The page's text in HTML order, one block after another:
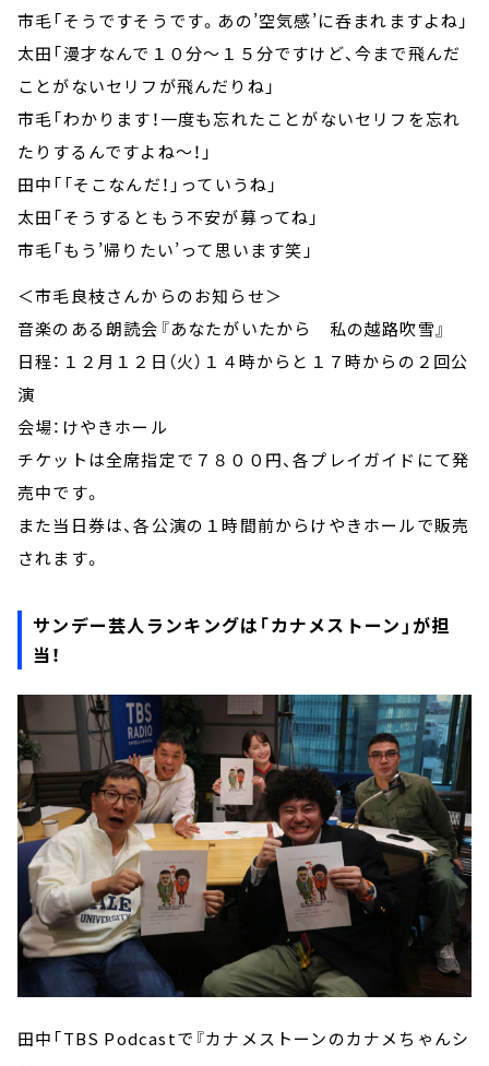
市毛「そうですそうです。あの’空気感’に呑まれますよね」
太田「漫才なんで１０分～１５分ですけど、今まで飛んだ
ことがないセリフが飛んだりね」
市毛「わかります！一度も忘れたことがないセリフを忘れ
たりするんですよね～！」
田中「「そこなんだ！」っていうね」
太田「そうするともう不安が募ってね」
市毛「もう’帰りたい’って思います笑」
＜市毛良枝さんからのお知らせ＞
音楽のある朗読会『あなたがいたから 私の越路吹雪』
日程：１２月１２日（火）１４時からと１７時からの２回公
演
会場：けやきホール
チケットは全席指定で７８００円、各プレイガイドにて発
売中です。
また当日券は、各公演の１時間前からけやきホールで販売
されます。
サンデー芸人ランキングは「カナメストーン」が担
当！
田中「TBS Podcastで『カナメストーンのカナメちゃんシ